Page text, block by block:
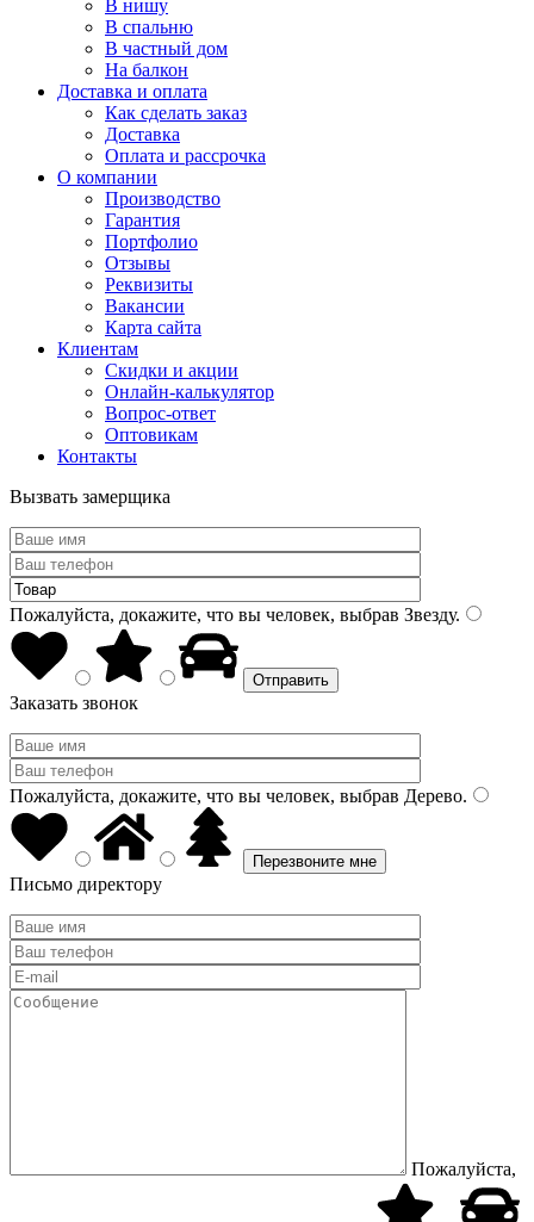
В нишу
В спальню
В частный дом
На балкон
Доставка и оплата
Как сделать заказ
Доставка
Оплата и рассрочка
О компании
Производство
Гарантия
Портфолио
Отзывы
Реквизиты
Вакансии
Карта сайта
Клиентам
Скидки и акции
Онлайн-калькулятор
Вопрос-ответ
Оптовикам
Контакты
Вызвать замерщика
Пожалуйста, докажите, что вы человек, выбрав Звезду.
Заказать звонок
Пожалуйста, докажите, что вы человек, выбрав Дерево.
Письмо директору
Пожалуйста,